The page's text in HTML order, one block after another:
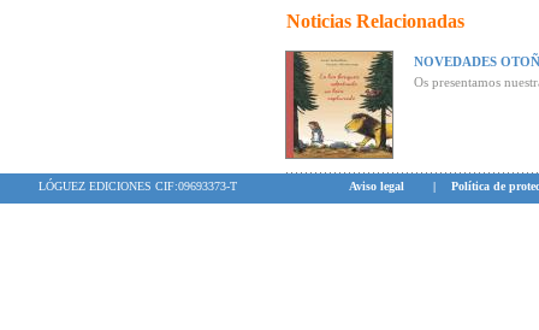
Noticias Relacionadas
NOVEDADES
Os presentamos
LÓGUEZ EDICIONES CIF:09693373-T Aviso legal | Política de